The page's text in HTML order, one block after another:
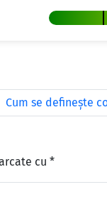
Cum se defineşte
cu *